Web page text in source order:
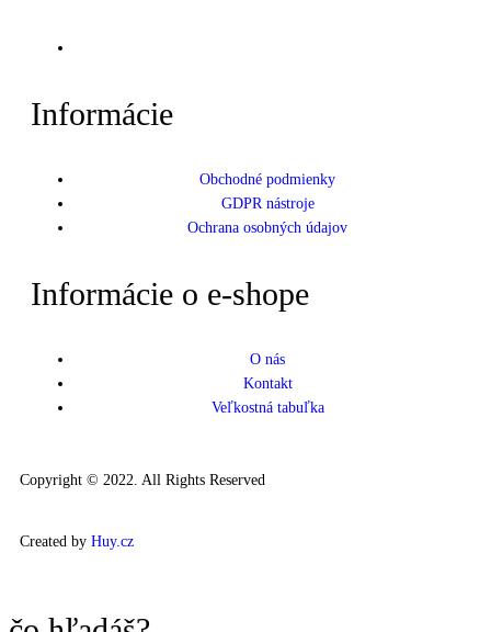
Informácie
Obchodné podmienky
GDPR nástroje
Ochrana osobných údajov
Informácie o e-shope
O nás
Kontakt
Veľkostná tabuľka
Copyright © 2022. All Rights Reserved
Created by Huy.cz